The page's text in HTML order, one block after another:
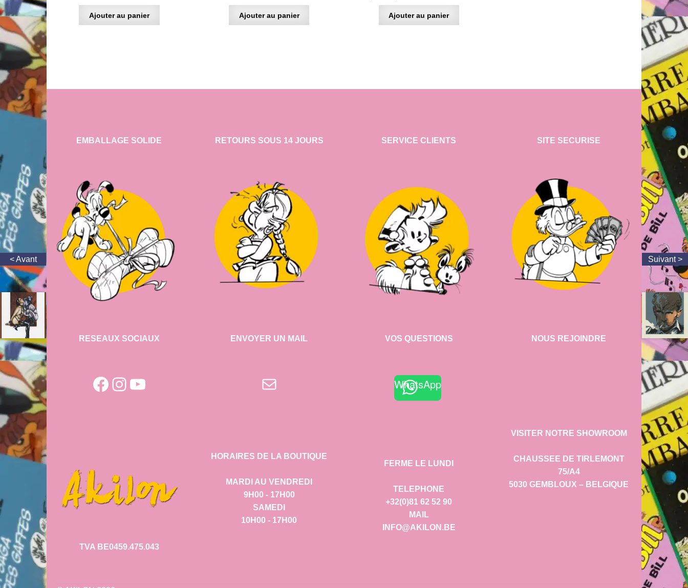
Ajouter au panier Ajouter au panier Ajouter au panier
EMBALLAGE SOLIDE
RESEAUX SOCIAUX
Facebook
Instagram
YouTube
TVA BE0459.475.043
RETOURS SOUS 14 JOURS
ENVOYER UN MAIL
E-mail
HORAIRES DE LA BOUTIQUE
MARDI AU VENDREDI
9H00 - 17H00
SAMEDI
10H00 - 17H00
SERVICE CLIENTS
VOS QUESTIONS
WhatsApp
FERME LE LUNDI
TELEPHONE
+32(0)81 62 52 90
MAIL
INFO@AKILON.BE
SITE SECURISE
NOUS REJOINDRE
VISITER NOTRE SHOWROOM
CHAUSSEE DE TIRLEMONT
75/A4
5030 GEMBLOUX – BELGIQUE